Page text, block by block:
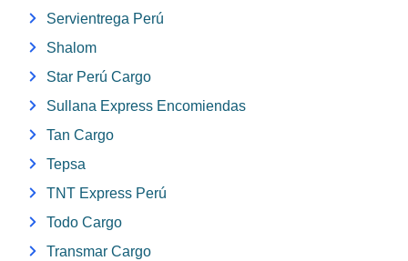
Servientrega Perú
Shalom
Star Perú Cargo
Sullana Express Encomiendas
Tan Cargo
Tepsa
TNT Express Perú
Todo Cargo
Transmar Cargo